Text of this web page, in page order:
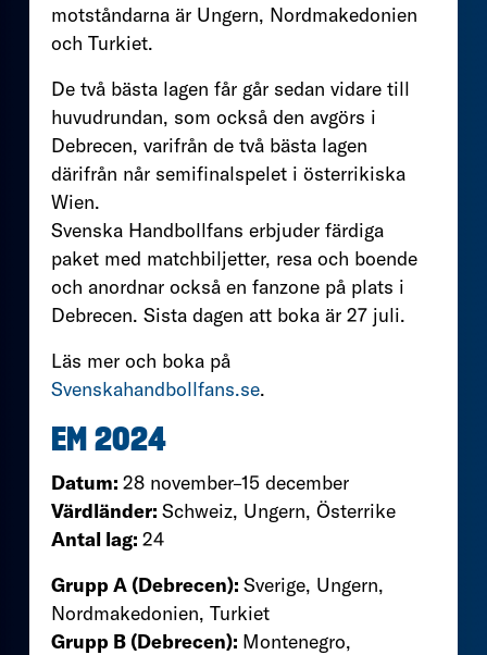
motståndarna är Ungern, Nordmakedonien
och Turkiet.
De två bästa lagen får går sedan vidare till
huvudrundan, som också den avgörs i
Debrecen, varifrån de två bästa lagen
därifrån når semifinalspelet i österrikiska
Wien.
Svenska Handbollfans erbjuder färdiga
paket med matchbiljetter, resa och boende
och anordnar också en fanzone på plats i
Debrecen. Sista dagen att boka är 27 juli.
Läs mer och boka på
Svenskahandbollfans.se.
EM 2024
Datum: 28 november–15 december
Värdländer: Schweiz, Ungern, Österrike
Antal lag: 24
Grupp A (Debrecen): Sverige, Ungern,
Nordmakedonien, Turkiet
Grupp B (Debrecen): Montenegro,